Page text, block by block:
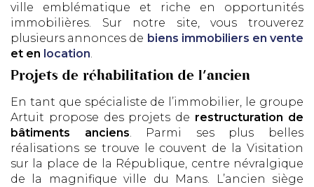
ville emblématique et riche en opportunités
immobilières. Sur notre site, vous trouverez
plusieurs annonces de biens immobiliers en vente
et en location.
Projets de réhabilitation de l’ancien
En tant que spécialiste de l’immobilier, le groupe
Artuit propose des projets de restructuration de
bâtiments anciens. Parmi ses plus belles
réalisations se trouve le couvent de la Visitation
sur la place de la République, centre névralgique
de la magnifique ville du Mans. L’ancien siège